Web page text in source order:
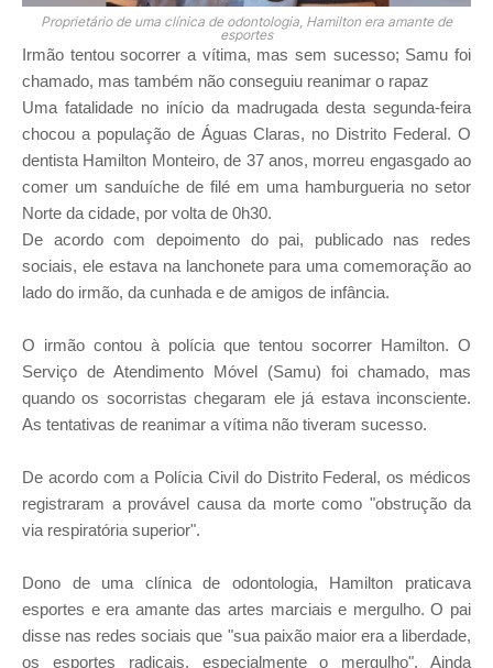
Proprietário de uma clínica de odontologia, Hamilton era amante de
esportes
Irmão tentou socorrer a vítima, mas sem sucesso; Samu foi
chamado, mas também não conseguiu reanimar o rapaz
Uma fatalidade no início da madrugada desta segunda-feira
chocou a população de Águas Claras, no Distrito Federal. O
dentista Hamilton Monteiro, de 37 anos, morreu engasgado ao
comer um sanduíche de filé em uma hamburgueria no setor
Norte da cidade, por volta de 0h30.
De acordo com depoimento do pai, publicado nas redes
sociais, ele estava na lanchonete para uma comemoração ao
lado do irmão, da cunhada e de amigos de infância.
O irmão contou à polícia que tentou socorrer Hamilton. O
Serviço de Atendimento Móvel (Samu) foi chamado, mas
quando os socorristas chegaram ele já estava inconsciente.
As tentativas de reanimar a vítima não tiveram sucesso.
De acordo com a Polícia Civil do Distrito Federal, os médicos
registraram a provável causa da morte como "obstrução da
via respiratória superior".
Dono de uma clínica de odontologia, Hamilton praticava
esportes e era amante das artes marciais e mergulho. O pai
disse nas redes sociais que "sua paixão maior era a liberdade,
os esportes radicais, especialmente o mergulho". Ainda